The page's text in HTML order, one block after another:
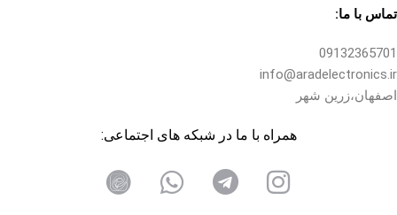
تماس با ما:
09132365701
info@aradelectronics.ir
اصفهان،زرین شهر
همراه با ما در شبکه های اجتماعی: